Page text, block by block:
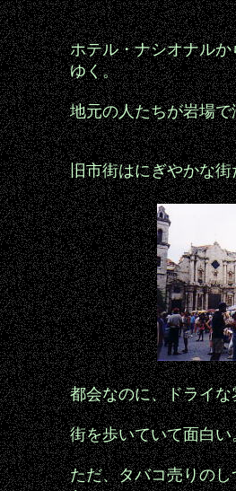
ホテル・ナシオナル
ゆく。
地元の人たちが岩場
旧市街はにぎやかな街
都会なのに、ドライ
街を歩いていて面白い
ただ、タバコ売りの